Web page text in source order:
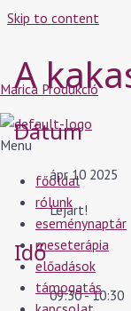
Skip to content
Marica Produkció
Menu
főoldal
rólunk
eseménynaptár
meseterápia
előadások
támogatás
A
Dátum
ápr 10 2025
Lejárt!
Idő
09:30 - 10:30